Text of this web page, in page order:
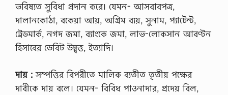
ভবিষ্যত সুবিধা প্রদান করে। যেমন- আসবাবপত্র,
দালানকোঠা, বকেয়া আয়, অগ্রিম ব্যয়, সুনাম, প্যাটেন্ট,
ট্রেডমার্ক, নগদ জমা, ব্যাংকে জমা, লাভ-লোকসান আবণ্টন
হিসাবের ডেবিট উদ্বৃত্ত, ইত্যাদি।
দায় : সম্পত্তির বিপরীতে মালিক ব্যতীত তৃতীয় পক্ষের
দাবীকে দায় বলে। যেমন- বিবিধ পাওনাদার, প্রদেয় বিল,